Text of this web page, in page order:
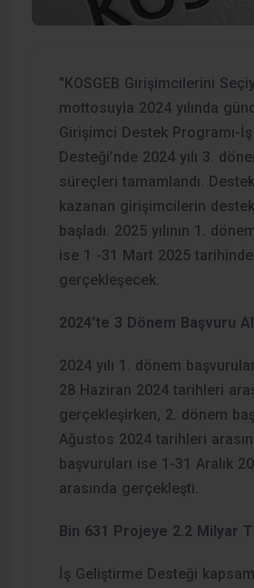
"KOSGEB Girişimcilerini
mottosuyla 2024 yılında
Girişimci Destek Programı-
Desteği’nde 2024 yılı 3.
süreçleri tamamlandı.
kazanan girişimcilerin
başladı. 2025 yılının 1.
ise 1 -31 Mart 2025 tarihinde
gerçekleşecek.
2024’te 3 Dönem Başvuru
2024 yılı 1. dönem
28 Haziran 2024 tarihleri
gerçekleşirken, 2. dönem
Ağustos 2024 tarihleri
başvuruları ise 1-31 Aralık
arasında gerçekleşti.
Bin 631 Projeye 2.2 Milyar
İş Geliştirme Desteği